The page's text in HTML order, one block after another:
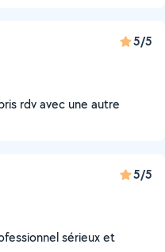
5/5
rdv avec une autre
5/5
sérieux et